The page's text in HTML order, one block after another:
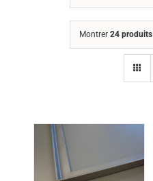
Montrer 24 produits